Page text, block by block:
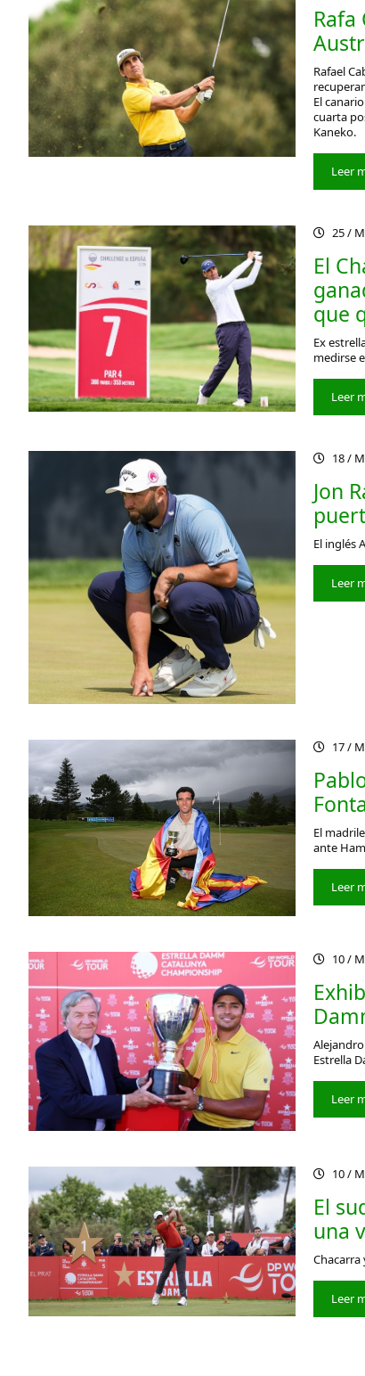
Rafael
El
cuarta
Kaneko.
Leer
25 /
El
que
Ex
medirse
Leer
18 /
Jon
El inglés
Leer
17 /
El
ante
Leer
10 /
Estrella
Leer
10 /
El
una
Chacarra
Leer